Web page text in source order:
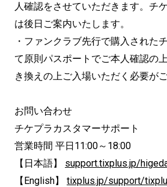
人確認をさせていただきます。チ
は後日ご案内いたします。
・ファンクラブ先行で購入された
て原則パスポートでご本人確認の
き換えの上ご入場いただく必要がご
お問い合わせ
チケプラカスタマーサポート
営業時間 平日11:00～18:00
【日本語】 support.tixplus.jp/
【English】 tixplus.jp/support/